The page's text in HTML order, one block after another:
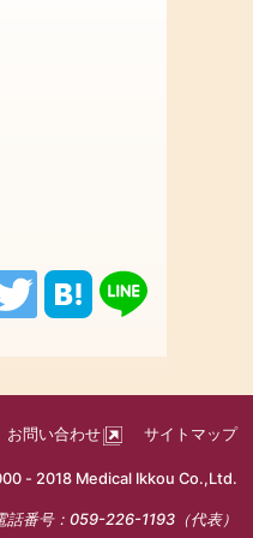
お問い合わせ サイトマップ
- 2018 Medical Ikkou Co.,Ltd.
番号：059-226-1193（代表）